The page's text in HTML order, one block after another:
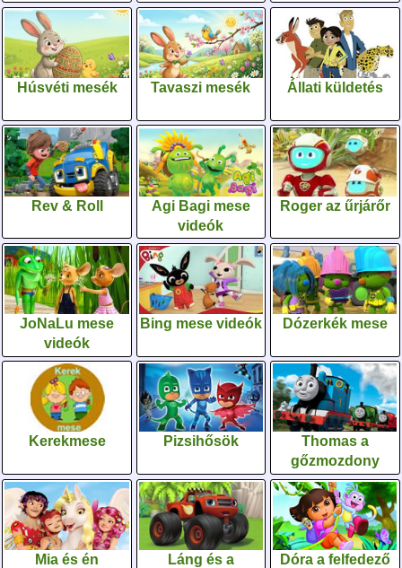
Húsvéti mesék Tavaszi mesék Állati küldetés
Rev & Roll
Agi Bagi mese
videók
Roger az űrjárőr
JoNaLu mese
videók
Bing mese videók Dózerkék mese
Kerekmese Pizsihősök
Thomas a
gőzmozdony
Mia és én
Láng és a
Dóra a felfedező